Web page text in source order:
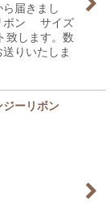
届きまし
ボン サイズ
します。数
りいたしま
ジーリボン